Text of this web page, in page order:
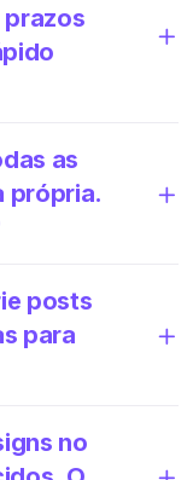
prazos
as
própria.
posts
para
no